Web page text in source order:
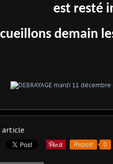
est resté
demain
article
Repost 0